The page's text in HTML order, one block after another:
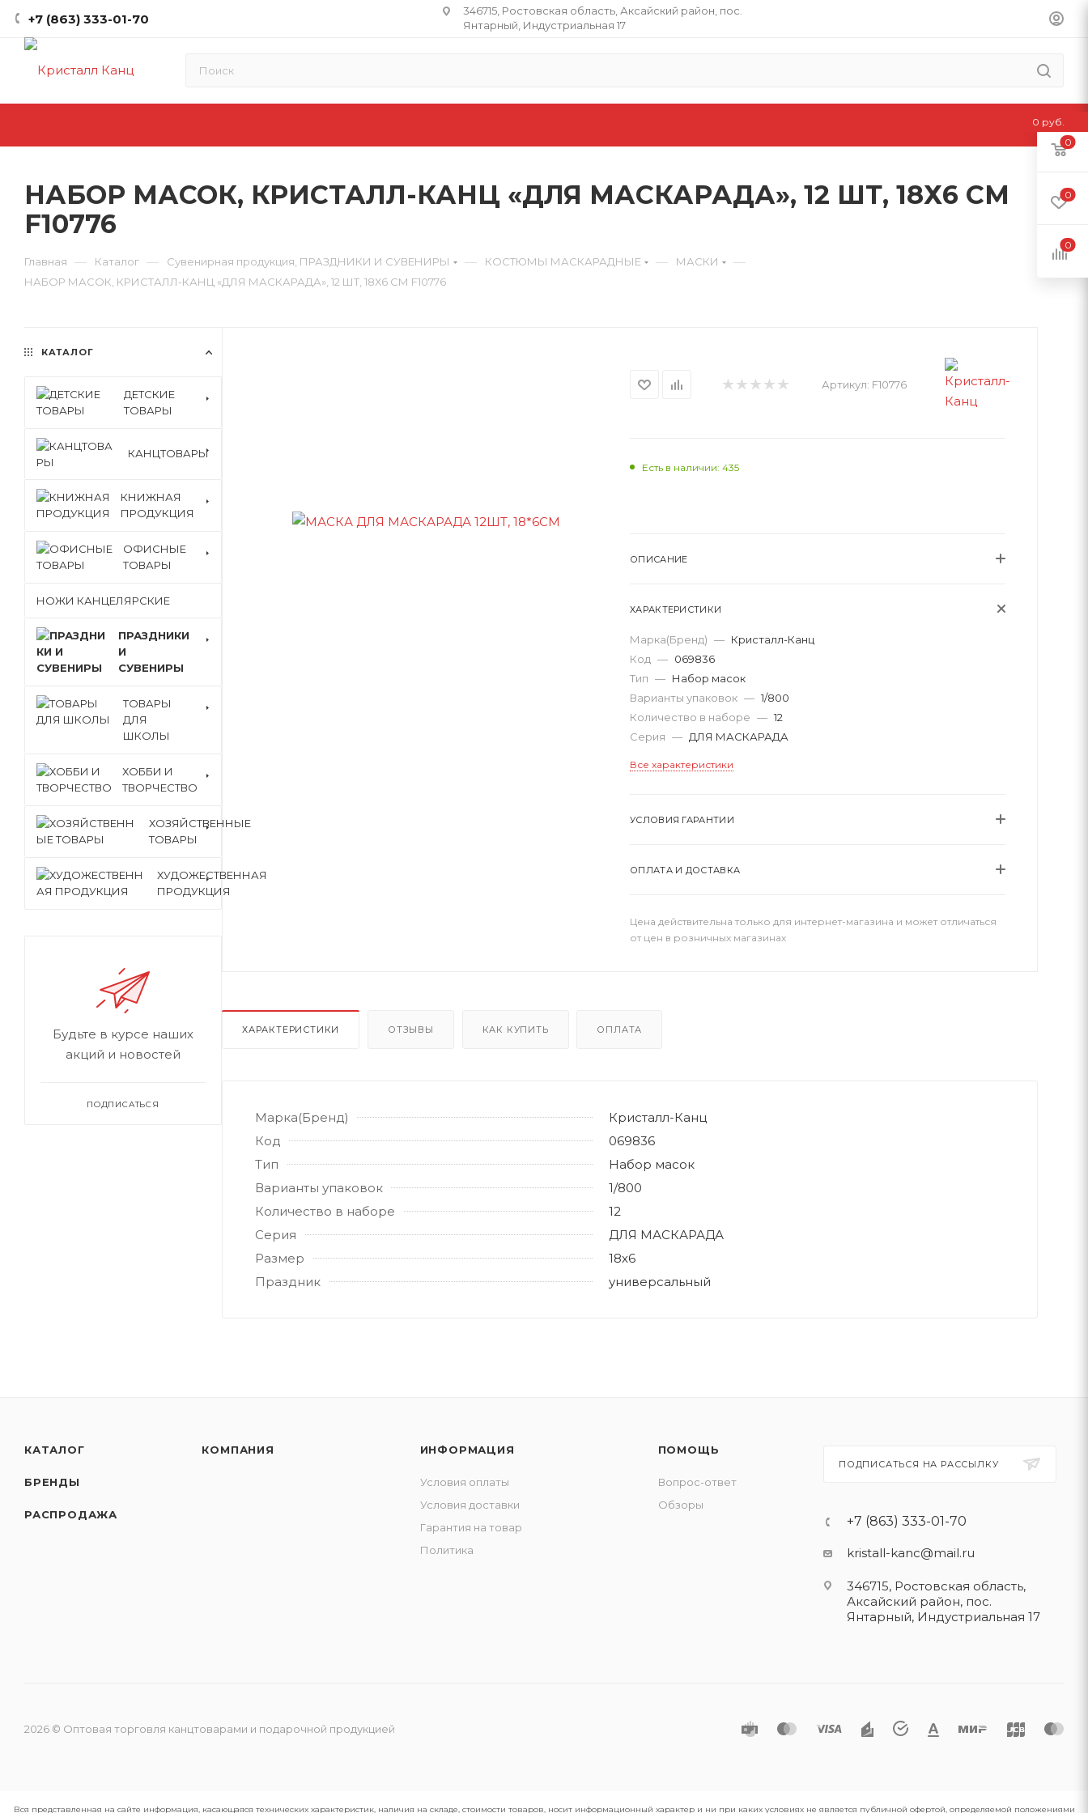
+7 (863) 333-01-70
346715, Ростовская область​, Аксайский район, пос.
Янтарный, Индустриальная 17
НАБОР МАСОК, КРИСТАЛЛ-КАНЦ «ДЛЯ МАСКАРАДА», 12 ШТ, 18Х6 СМ
F10776
Главная — Каталог — Сувенирная продукция, ПРАЗДНИКИ И СУВЕНИРЫ — КОСТЮМЫ МАСКАРАДНЫЕ — МАСКИ —
НАБОР МАСОК, КРИСТАЛЛ-КАНЦ «ДЛЯ МАСКАРАДА», 12 ШТ, 18Х6 СМ F10776
Артикул: F10776
Есть в наличии: 435
ОПИСАНИЕ
ХАРАКТЕРИСТИКИ
Марка(Бренд) — Кристалл-Канц
Код — 069836
Тип — Набор масок
Варианты упаковок — 1/800
Количество в наборе — 12
Серия — ДЛЯ МАСКАРАДА
Все характеристики
УСЛОВИЯ ГАРАНТИИ
ОПЛАТА И ДОСТАВКА
Цена действительна только для интернет-магазина и может отличаться
от цен в розничных магазинах
ХАРАКТЕРИСТИКИ ОТЗЫВЫ КАК КУПИТЬ ОПЛАТА
Марка(Бренд)
Кристалл-Канц
Код
069836
Тип
Набор масок
Варианты упаковок
1/800
Количество в наборе
12
Серия
ДЛЯ МАСКАРАДА
Размер
18х6
Праздник
универсальный
КАТАЛОГ
ДЕТСКИЕ
ТОВАРЫ
КАНЦТОВАРЫ
КНИЖНАЯ
ПРОДУКЦИЯ
ОФИСНЫЕ
ТОВАРЫ
НОЖИ КАНЦЕЛЯРСКИЕ
ПРАЗДНИКИ
И
СУВЕНИРЫ
ТОВАРЫ
ДЛЯ
ШКОЛЫ
ХОББИ И
ТВОРЧЕСТВО
ХОЗЯЙСТВЕННЫЕ
ТОВАРЫ
ХУДОЖЕСТВЕННАЯ
ПРОДУКЦИЯ
Будьте в курсе наших
акций и новостей
ПОДПИСАТЬСЯ
КАТАЛОГ
БРЕНДЫ
РАСПРОДАЖА
КОМПАНИЯ ИНФОРМАЦИЯ
Условия оплаты
Условия доставки
Гарантия на товар
Политика
ПОМОЩЬ
Вопрос-ответ
Обзоры
ПОДПИСАТЬСЯ НА РАССЫЛКУ
+7 (863) 333-01-70
kristall-kanc@mail.ru
346715, Ростовская область​,
Аксайский район, пос.
Янтарный, Индустриальная 17
2026 © Оптовая торговля канцтоварами и подарочной продукцией
0
0
0
0 руб.
Вся представленная на сайте информация, касающаяся технических характеристик, наличия на складе, стоимости товаров, носит информационный характер и ни при каких условиях не является публичной офертой, определяемой положениями